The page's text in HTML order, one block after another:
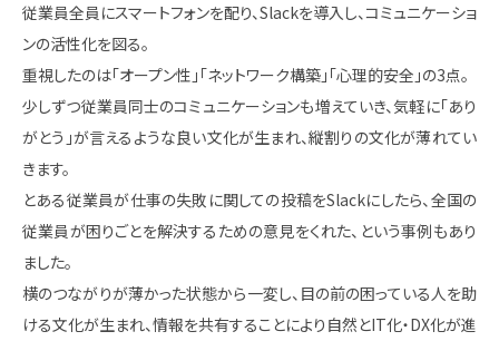
従業員全員にスマートフォンを配り、Slackを導入し、コミュニケーショ
ンの活性化を図る。
重視したのは「オープン性」「ネットワーク構築」「心理的安全」の3点。
少しずつ従業員同士のコミュニケーションも増えていき、気軽に「あり
がとう」が言えるような良い文化が生まれ、縦割りの文化が薄れてい
きます。
とある従業員が仕事の失敗に関しての投稿をSlackにしたら、全国の
従業員が困りごとを解決するための意見をくれた、という事例もあり
ました。
横のつながりが薄かった状態から一変し、目の前の困っている人を助
ける文化が生まれ、情報を共有することにより自然とIT化・DX化が進